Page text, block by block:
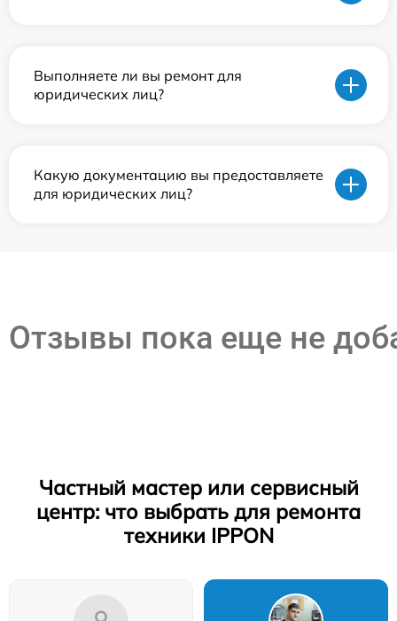
Выполняете ли вы ремонт для
юридических лиц?
Какую документацию вы предоставляете
для юридических лиц?
Отзывы пока еще не
Частный мастер или сервисный
центр: что выбрать для ремонта
техники IPPON